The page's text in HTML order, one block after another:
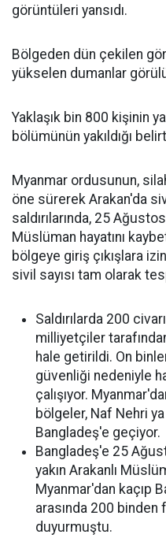
görüntüleri yansıdı.
Bölgeden dün çekilen
yükselen dumanlar
Yaklaşık bin 800 kişinin
bölümünün yakıldığı
Myanmar ordusunun,
öne sürerek Arakan'da
saldırılarında, 25
Müslüman hayatını
bölgeye giriş çıkışlara
sivil sayısı tam olarak
Saldırılarda 200
milliyetçiler
hale getirildi. On
güvenliği nedeniyle
çalışıyor.
bölgeler, Naf Nehri
Bangladeş'e geçiyor.
Bangladeş'e 25
yakın Arakanlı
Myanmar'dan kaçıp
arasında 200
duyurmuştu.